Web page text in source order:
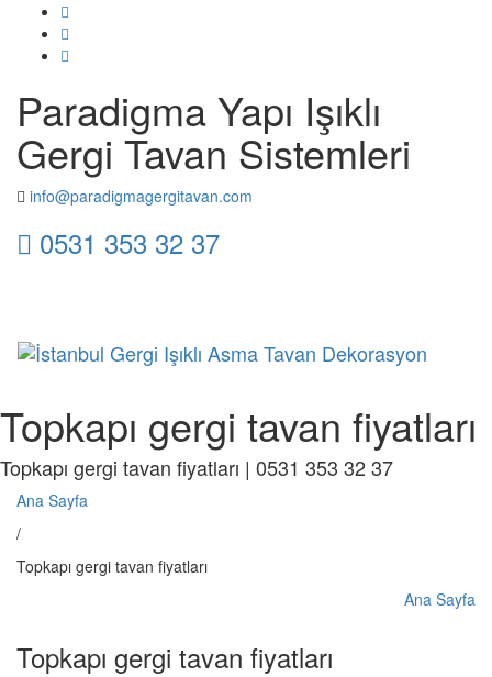
Paradigma Yapı Işıklı
Gergi Tavan Sistemleri
info@paradigmagergitavan.com
0531 353 32 37
Topkapı gergi tavan fiyatları
Topkapı gergi tavan fiyatları | 0531 353 32 37
Ana Sayfa
/
Topkapı gergi tavan fiyatları
Ana Sayfa
Topkapı gergi tavan fiyatları